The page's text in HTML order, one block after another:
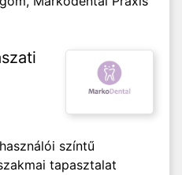
színtű
tapasztalat